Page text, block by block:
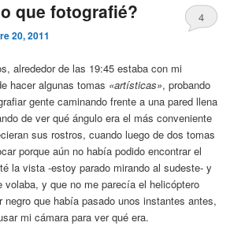
que fotografié?
20, 2011
4
alrededor de las 19:45 estaba con mi
hacer algunas tomas «artísticas», probando
gente caminando frente a una pared llena
de ver qué ángulo era el más conveniente
sus rostros, cuando luego de dos tomas
porque aún no había podido encontrar el
la vista -estoy parado mirando al sudeste- y
volaba, y que no me parecía el helicóptero
negro que había pasado unos instantes antes,
mi cámara para ver qué era.